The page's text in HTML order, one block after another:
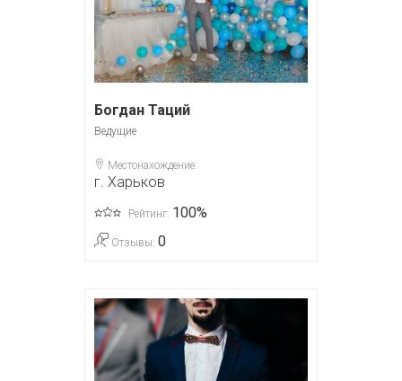
Богдан Таций
Ведущие
Местонахождение:
г. Харьков
Рейтинг: 100%
Отзывы: 0